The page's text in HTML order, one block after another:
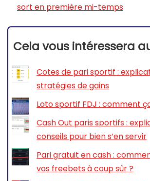
sort en première mi-temps
Cela vous intéressera
Cotes de pari sportif :
stratégies de gains
Loto sportif FDJ : comment
Cash Out paris sportifs :
conseils pour bien s’en servir
Pari gratuit en cash :
vos freebets à coup sûr ?